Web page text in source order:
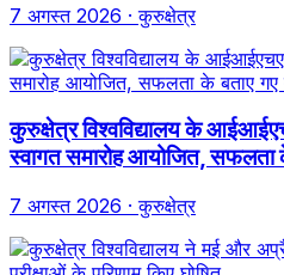
7 अगस्त 2026 · कुरुक्षेत्र
कुरुक्षेत्र विश्वविद्यालय के
स्वागत समारोह आयोजित, सफलता
7 अगस्त 2026 · कुरुक्षेत्र